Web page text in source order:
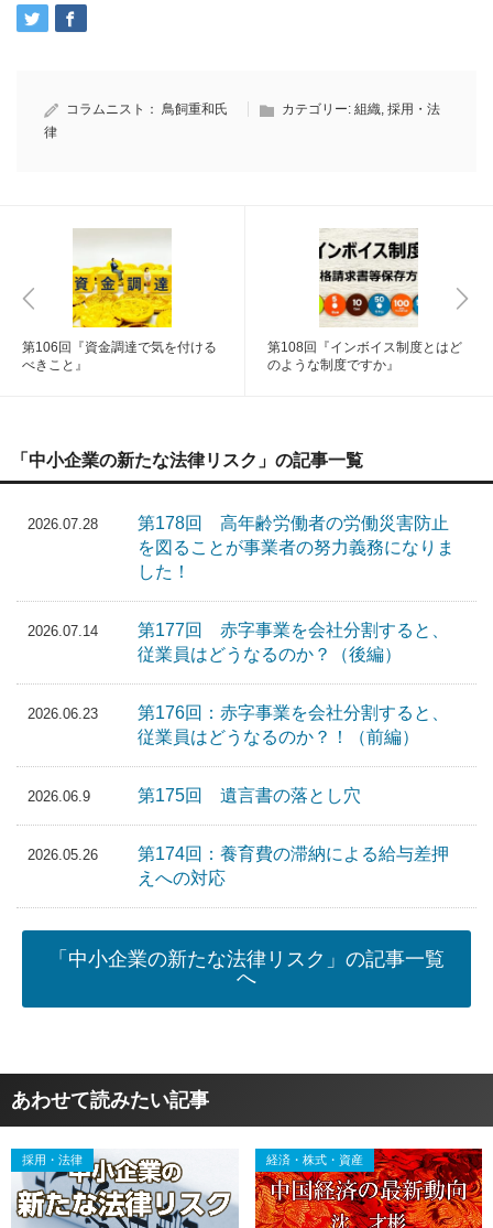
コラムニスト： 鳥飼重和氏 カテゴリー: 組織 採用・法
律
第106回『資金調達で気を付ける
べきこと』
第108回『インボイス制度とはど
のような制度ですか』
「中小企業の新たな法律リスク」の記事一覧
2026.07.28
第178回 高年齢労働者の労働災害防止
を図ることが事業者の努力義務になりま
した！
2026.07.14
第177回 赤字事業を会社分割すると、
従業員はどうなるのか？（後編）
2026.06.23
第176回：赤字事業を会社分割すると、
従業員はどうなるのか？！（前編）
2026.06.9 第175回 遺言書の落とし穴
2026.05.26
第174回：養育費の滞納による給与差押
えへの対応
「中小企業の新たな法律リスク」の記事一覧
へ
あわせて読みたい記事
採用・法律 経済・株式・資産